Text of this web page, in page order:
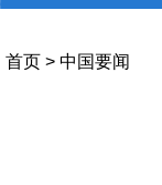
首页 > 中国要闻